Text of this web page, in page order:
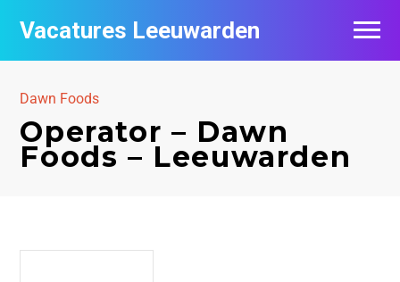
Vacatures Leeuwarden
Dawn Foods
Operator – Dawn
Foods – Leeuwarden
Vacatures per bedrijf
Nieuwsbrief feed